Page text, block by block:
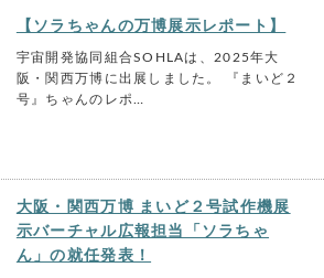
【ソラちゃんの万博展示レポート】
宇宙開発協同組合SOHLAは、2025年大
阪・関西万博に出展しました。 『まいど２
号』ちゃんのレポ…
大阪・関西万博 まいど２号試作機展
示バーチャル広報担当「ソラちゃ
ん」の就任発表！